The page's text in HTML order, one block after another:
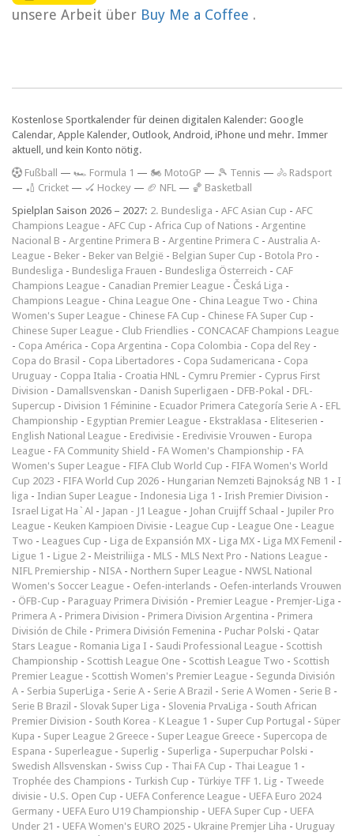
unsere Arbeit über Buy Me a Coffee .
Kostenlose Sportkalender für deinen digitalen Kalender: Google
Calendar, Apple Kalender, Outlook, Android, iPhone und mehr. Immer
aktuell, und kein Konto nötig.
Fußball — 🏎️ Formula 1 — 🏍 MotoGP — 🎾 Tennis — 🚴 Radsport
— 🏏 Cricket — 🏑 Hockey — 🏈 NFL — 🏀 Basketball
Spielplan Saison 2026 – 2027: 2. Bundesliga - AFC Asian Cup - AFC
Champions League - AFC Cup - Africa Cup of Nations - Argentine
Nacional B - Argentine Primera B - Argentine Primera C - Australia A-
League - Beker - Beker van België - Belgian Super Cup - Botola Pro -
Bundesliga - Bundesliga Frauen - Bundesliga Österreich - CAF
Champions League - Canadian Premier League - Česká Liga -
Champions League - China League One - China League Two - China
Women's Super League - Chinese FA Cup - Chinese FA Super Cup -
Chinese Super League - Club Friendlies - CONCACAF Champions League
- Copa América - Copa Argentina - Copa Colombia - Copa del Rey -
Copa do Brasil - Copa Libertadores - Copa Sudamericana - Copa
Uruguay - Coppa Italia - Croatia HNL - Cymru Premier - Cyprus First
Division - Damallsvenskan - Danish Superligaen - DFB-Pokal - DFL-
Supercup - Division 1 Féminine - Ecuador Primera Categoría Serie A - EFL
Championship - Egyptian Premier League - Ekstraklasa - Eliteserien -
English National League - Eredivisie - Eredivisie Vrouwen - Europa
League - FA Community Shield - FA Women's Championship - FA
Women's Super League - FIFA Club World Cup - FIFA Women's World
Cup 2023 - FIFA World Cup 2026 - Hungarian Nemzeti Bajnokság NB 1 - I
liga - Indian Super League - Indonesia Liga 1 - Irish Premier Division -
Israel Ligat Ha`Al - Japan - J1 League - Johan Cruijff Schaal - Jupiler Pro
League - Keuken Kampioen Divisie - League Cup - League One - League
Two - Leagues Cup - Liga de Expansión MX - Liga MX - Liga MX Femenil -
Ligue 1 - Ligue 2 - Meistriliiga - MLS - MLS Next Pro - Nations League -
NIFL Premiership - NISA - Northern Super League - NWSL National
Women's Soccer League - Oefen-interlands - Oefen-interlands Vrouwen
- ÖFB-Cup - Paraguay Primera División - Premier League - Premjer-Liga -
Primera A - Primera Division - Primera Division Argentina - Primera
División de Chile - Primera División Femenina - Puchar Polski - Qatar
Stars League - Romania Liga I - Saudi Professional League - Scottish
Championship - Scottish League One - Scottish League Two - Scottish
Premier League - Scottish Women's Premier League - Segunda División
A - Serbia SuperLiga - Serie A - Serie A Brazil - Serie A Women - Serie B -
Serie B Brazil - Slovak Super Liga - Slovenia PrvaLiga - South African
Premier Division - South Korea - K League 1 - Super Cup Portugal - Süper
Kupa - Super League 2 Greece - Super League Greece - Supercopa de
Espana - Superleague - Superlig - Superliga - Superpuchar Polski -
Swedish Allsvenskan - Swiss Cup - Thai FA Cup - Thai League 1 -
Trophée des Champions - Turkish Cup - Türkiye TFF 1. Lig - Tweede
divisie - U.S. Open Cup - UEFA Conference League - UEFA Euro 2024
Germany - UEFA Euro U19 Championship - UEFA Super Cup - UEFA
Under 21 - UEFA Women's EURO 2025 - Ukraine Premjer Liha - Uruguay